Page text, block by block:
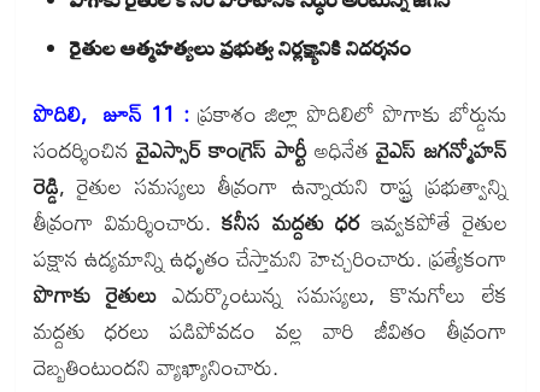
రైతుల ఆత్మహత్యలు ప్రభుత్వ నిర్లక్ష్యానికి నిదర్శనం
పొదిలి, జూన్ 11 :ప్రకాశం జిల్లా పొదిలిలో పొగాకు బోర్డును
సందర్శించినవైఎస్సార్ కాంగ్రెస్ పార్టీఅధినేతవైఎస్ జగన్మోహన్
రెడ్డి, రైతుల సమస్యలు తీవ్రంగా ఉన్నాయని రాష్ట్ర ప్రభుత్వాన్ని
తీవ్రంగా విమర్శించారు.కనీస మద్దతు ధరఇవ్వకపోతే రైతుల
పక్షాన ఉద్యమాన్ని ఉధృతం చేస్తామని హెచ్చరించారు. ప్రత్యేకంగా
పొగాకు రైతులుఎదుర్కొంటున్న సమస్యలు, కొనుగోలు లేక
మద్దతు ధరలు పడిపోవడం వల్ల వారి జీవితం తీవ్రంగా
దెబ్బతింటుందని వ్యాఖ్యానించారు.